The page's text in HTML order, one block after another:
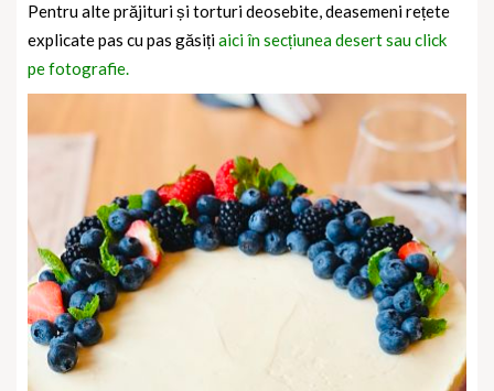
Pentru alte prăjituri și torturi deosebite, deasemeni rețete
explicate pas cu pas găsițiaici în secțiunea desert sau click
pe fotografie.